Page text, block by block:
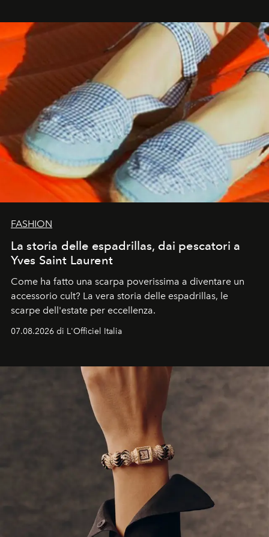
FASHION
La storia delle espadrillas, dai pescatori a
Yves Saint Laurent
Come ha fatto una scarpa poverissima a diventare un
accessorio cult? La vera storia delle espadrillas, le
scarpe dell'estate per eccellenza.
07.08.2026 di L'Officiel Italia